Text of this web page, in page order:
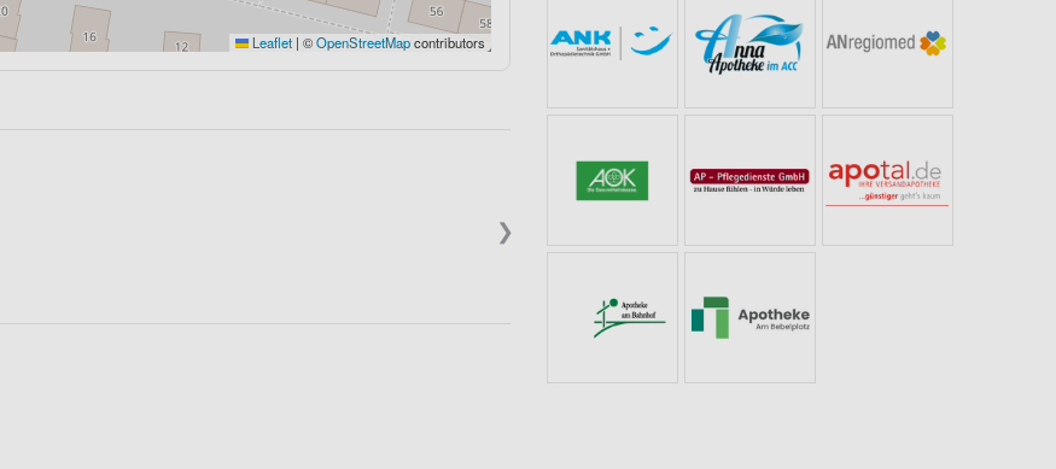
Leaflet | ©OpenStreetMapcontributors
❯